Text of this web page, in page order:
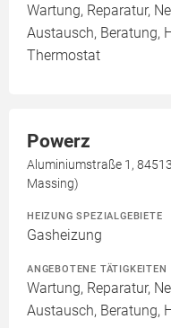
Wartung, Reparatur,
Austausch, Beratung,
Thermostat
Powerz
Aluminiumstraße 1,
Massing)
HEIZUNG SPEZIALGEBIETE
Gasheizung
ANGEBOTENE TÄTIGKEITEN
Wartung, Reparatur,
Austausch, Beratung,